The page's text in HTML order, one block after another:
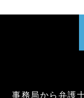
事務局から弁護